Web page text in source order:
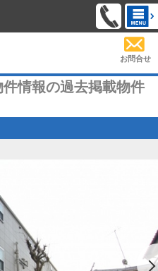
お問合せ
情報の過去掲載物件